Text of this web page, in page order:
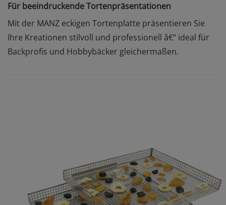
Für beeindruckende Tortenpräsentationen
Mit der MANZ eckigen Tortenplatte präsentieren Sie
Ihre Kreationen stilvoll und professionell â€“ ideal für
Backprofis und Hobbybäcker gleichermaßen.